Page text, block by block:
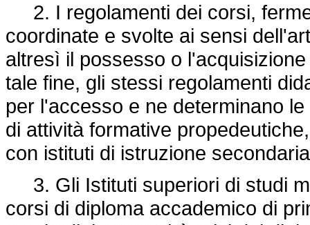
2. I regolamenti dei corsi,
coordinate e svolte ai sensi
altresì il possesso o
tale fine, gli stessi regolamenti
per l'accesso e ne determinano
di attività formative
con istituti di istruzione
3. Gli Istituti superiori di studi
corsi di diploma accademico di